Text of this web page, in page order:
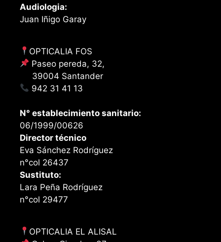
Audiologia:
Juan Iñigo Garay
OPTICALIA FOS
Paseo pereda, 32,
39004 Santander
942 31 41 13
N° establecimiento sanitario:
06/1999/00626
Director técnico
Eva Sánchez Rodríguez
n°col 26437
Sustituto:
Lara Peña Rodríguez
n°col 29477
OPTICALIA EL ALISAL